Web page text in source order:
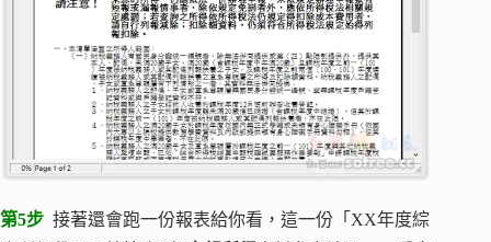
第5步 接著還會跑一份報表給你看，這一份「XX年度綜